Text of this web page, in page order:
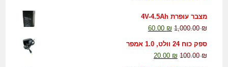
מצבר עופרת 4V-4.5Ah
1,000.00₪
60.00 ₪
ספק כוח 24 וולט, 1.0 אמפר
100.00₪
20.00 ₪